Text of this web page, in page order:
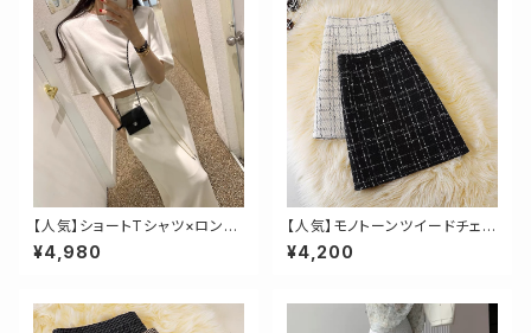
【人気】ショートTシャツ×ロング
スカートセットアップ
¥4,980
【人気】モノトーンツイードチェッ
クスカート
¥4,200